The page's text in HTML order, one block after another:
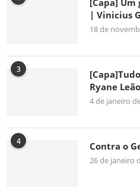
[Capa]
| Vinicius
18 de
3
Ryane Leão
4 de janeiro
4 Contra o
26 de janeiro